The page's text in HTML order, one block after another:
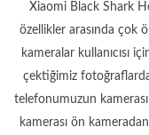
Xiaomi Black Shark
özellikler arasında çok
kameralar kullanıcısı
çektiğimiz
telefonumuzun
kamerası ön